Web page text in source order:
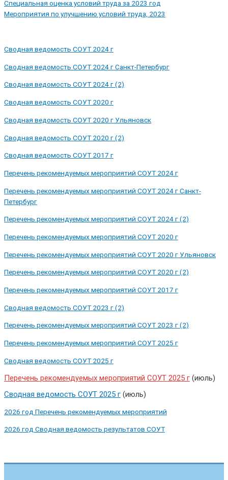
Специальная оценка условий труда за 2023 год
Мероприятия по улучшению условий труда, 2023
Сводная ведомость СОУТ 2024 г
Сводная ведомость СОУТ 2024 г Санкт-Петербург
Сводная ведомость СОУТ 2024 г (2)
Сводная ведомость СОУТ 2020 г
Сводная ведомость СОУТ 2020 г Ульяновск
Сводная ведомость СОУТ 2020 г (2)
Сводная ведомость СОУТ 2017 г
Перечень рекомендуемых мероприятий СОУТ 2024 г
Перечень рекомендуемых мероприятий СОУТ 2024 г Санкт-
Петербург
Перечень рекомендуемых мероприятий СОУТ 2024 г (2)
Перечень рекомендуемых мероприятий СОУТ 2020 г
Перечень рекомендуемых мероприятий СОУТ 2020 г Ульяновск
Перечень рекомендуемых мероприятий СОУТ 2020 г (2)
Перечень рекомендуемых мероприятий СОУТ 2017 г
Сводная ведомость СОУТ 2023 г (2)
Перечень рекомендуемых мероприятий СОУТ 2023 г (2)
Перечень рекомендуемых мероприятий СОУТ 2025 г
Сводная ведомость СОУТ 2025 г
Перечень рекомендуемых мероприятий СОУТ 2025 г (июль)
Сводная ведомость СОУТ 2025 г (июль)
2026 год Перечень рекомендуемых мероприятий
2026 год Сводная ведомость результатов СОУТ